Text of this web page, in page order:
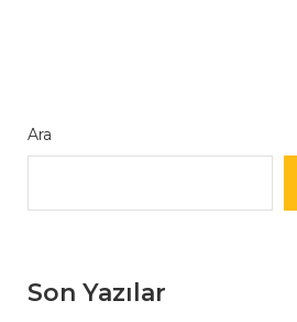
Ara
Son Yazılar